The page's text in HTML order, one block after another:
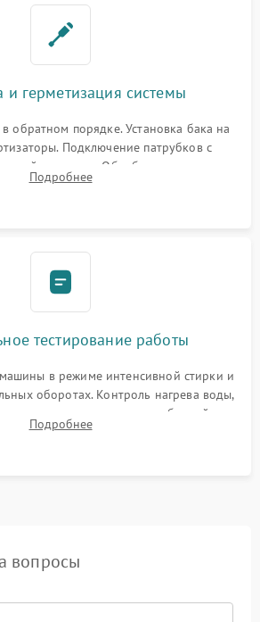
и герметизация системы
обратном порядке. Установка бака на
Подключение патрубков с
хомутами. Обработка стыков
возможных протечек воды.
Подробнее
тестирование работы
в режиме интенсивной стирки и
оборотах. Контроль нагрева воды,
отсутствия излишних вибраций,
стуков и протечек под корпусом.
Подробнее
вопросы